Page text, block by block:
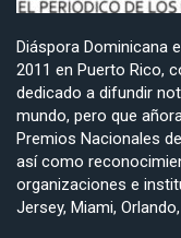
Diáspora Dominicana
2011 en Puerto Rico,
dedicado a difundir
mundo, pero que
Premios Nacionales
así como
organizaciones e
Jersey, Miami,